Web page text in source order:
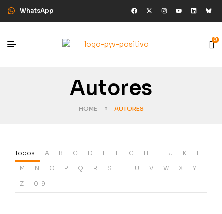
WhatsApp
0
Autores
HOME AUTORES
Todos A B C D E F G H I J K L
M N O P Q R S T U V W X Y
Z 0-9